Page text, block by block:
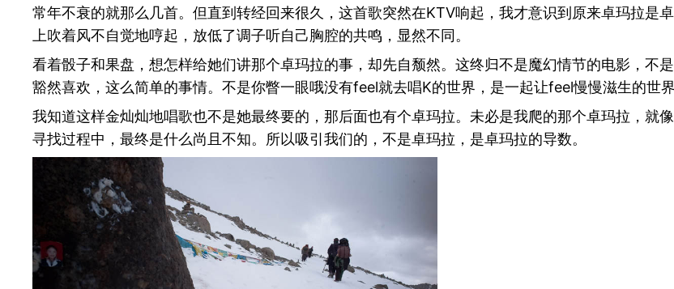
常年不衰的就那么几首。但直到转经回来很久，这首歌突然在KTV响起，我才意识到原来卓玛拉是
上吹着风不自觉地哼起，放低了调子听自己胸腔的共鸣，显然不同。
看着骰子和果盘，想怎样给她们讲那个卓玛拉的事，却先自颓然。这终归不是魔幻情节的电影，不
豁然喜欢，这么简单的事情。不是你瞥一眼哦没有feel就去唱K的世界，是一起让feel慢慢滋生的世
我知道这样金灿灿地唱歌也不是她最终要的，那后面也有个卓玛拉。未必是我爬的那个卓玛拉，就
寻找过程中，最终是什么尚且不知。所以吸引我们的，不是卓玛拉，是卓玛拉的导数。